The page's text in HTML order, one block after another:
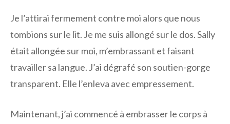
Je l’attirai fermement contre moi alors que nous
tombions sur le lit. Je me suis allongé sur le dos. Sally
était allongée sur moi, m’embrassant et faisant
travailler sa langue. J’ai dégrafé son soutien-gorge
transparent. Elle l’enleva avec empressement.
Maintenant, j’ai commencé à embrasser le corps à